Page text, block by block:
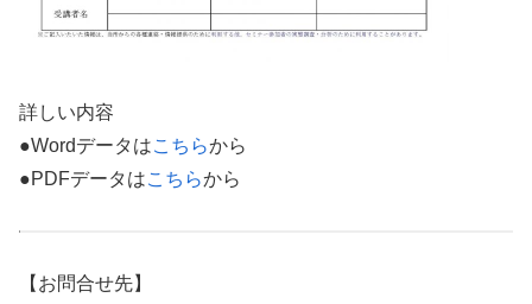
詳しい内容
●Wordデータはこちらから
●PDFデータはこちらから
【お問合せ先】